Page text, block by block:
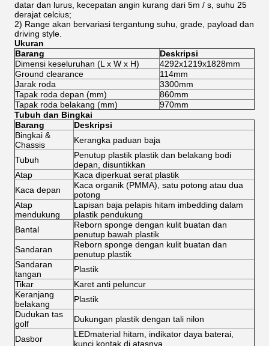
datar dan lurus, kecepatan angin kurang dari 5m / s, suhu 25
derajat celcius;
2) Range akan bervariasi tergantung suhu, grade, payload dan
driving style.
Ukuran
Barang
Deskripsi
Dimensi keseluruhan (L x W x H)
4292x1219x1828mm
Ground clearance
114mm
Jarak roda
3300mm
Tapak roda depan (mm)
860mm
Tapak roda belakang (mm)
970mm
Tubuh dan Bingkai
Barang
Deskripsi
Bingkai &
Chassis
Kerangka paduan baja
Tubuh
Penutup plastik plastik dan belakang bodi
depan, disuntikkan
Atap
Kaca diperkuat serat plastik
Kaca depan
Kaca organik (PMMA), satu potong atau dua
potong
Atap
mendukung
Lapisan baja pelapis hitam imbedding dalam
plastik pendukung
Bantal
Reborn sponge dengan kulit buatan dan
penutup bawah plastik
Sandaran
Reborn sponge dengan kulit buatan dan
penutup plastik
Sandaran
tangan
Plastik
Tikar
Karet anti peluncur
Keranjang
belakang
Plastik
Dudukan tas
golf
Dukungan plastik dengan tali nilon
Dasbor
LEDmaterial hitam, indikator daya baterai,
kunci kontak di atasnya